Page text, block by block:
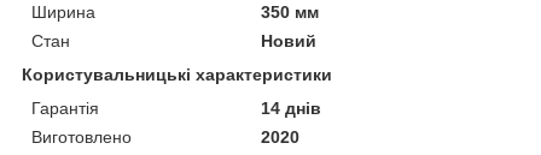
Ширина
350 мм
Стан
Новий
Користувальницькі характеристики
Гарантія
14 днів
Виготовлено
2020